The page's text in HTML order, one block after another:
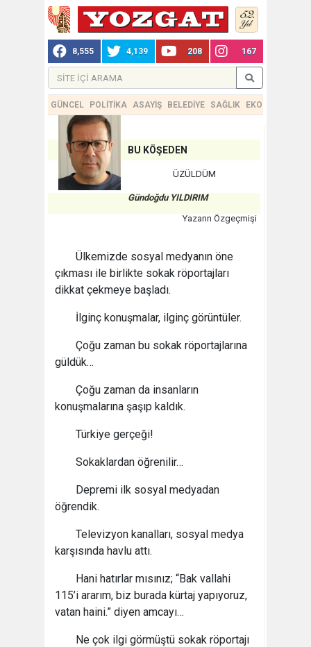
8,555 4,139 208 167
GÜNCEL POLİTİKA ASAYİŞ BELEDİYE SAĞLIK EKONOMİ
BU KÖŞEDEN
ÜZÜLDÜM
Gündoğdu YILDIRIM
Yazarın Özgeçmişi
Ülkemizde sosyal medyanın öne
çıkması ile birlikte sokak röportajları
dikkat çekmeye başladı.
İlginç konuşmalar, ilginç görüntüler.
Çoğu zaman bu sokak röportajlarına
güldük…
Çoğu zaman da insanların
konuşmalarına şaşıp kaldık.
Türkiye gerçeği!
Sokaklardan öğrenilir…
Depremi ilk sosyal medyadan
öğrendik.
Televizyon kanalları, sosyal medya
karşısında havlu attı.
Hani hatırlar mısınız; “Bak vallahi
115’i ararım, biz burada kürtaj yapıyoruz,
vatan haini.” diyen amcayı…
Ne çok ilgi görmüştü sokak röportajı